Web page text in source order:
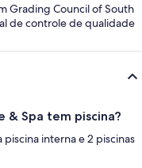
Grading Council of South
de controle de qualidade
& Spa tem piscina?
interna e 2 piscinas